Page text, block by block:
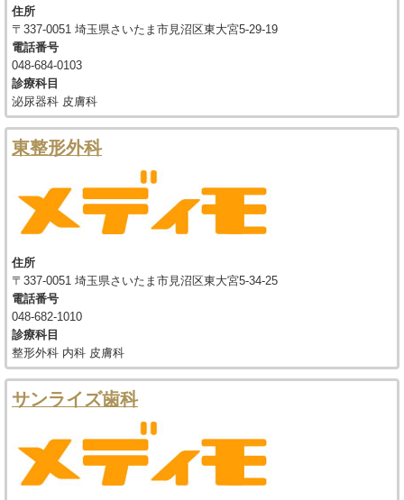
住所
〒337-0051 埼玉県さいたま市見沼区東大宮5-29-19
電話番号
048-684-0103
診療科目
泌尿器科 皮膚科
東整形外科
住所
〒337-0051 埼玉県さいたま市見沼区東大宮5-34-25
電話番号
048-682-1010
診療科目
整形外科 内科 皮膚科
サンライズ歯科